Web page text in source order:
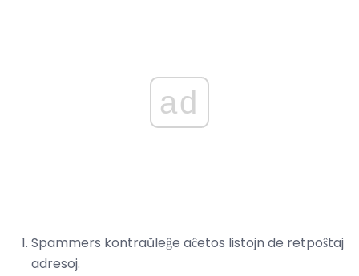
ad
Spammers kontraŭleĝe aĉetos listojn de retpoŝtaj
adresoj.